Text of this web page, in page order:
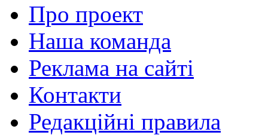
Про проект
Наша команда
Реклама на сайті
Контакти
Редакційні правила